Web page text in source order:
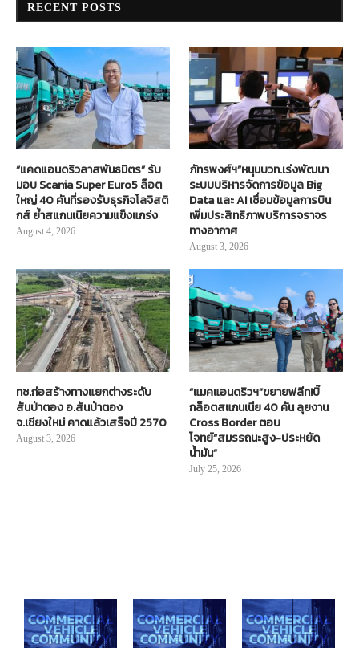
RECENT POSTS
“แคดแอนดริวลาสพันธมิตร” รับ
มอบ Scania Super Euro5 ล็อต
ใหญ่ 40 คันที่รองรับธุรกิจโลจิสติ
กส์ ย้ำสแกนเนียความแข็งแกร่ง
August 4, 2026
ภัทรพงศ์ฯ”หนุนบวท.เร่งพัฒนา
ระบบบริหารจัดการข้อมูล Big
Data และ AI เชื่อมข้อมูลการบิน
เพิ่มประสิทธิภาพบริการจราจร
ทางอากาศ
August 3, 2026
ทช.ก่อสร้างทางแยกต่างระดับ
สันป่าตอง อ.สันป่าตอง
จ.เชียงใหม่ คาดแล้วเสร็จปี 2570
August 3, 2026
“แมคแอนดริวฯ”ขยายฟลีท!บิ๊
กล็อตสแกนเนีย 40 คัน ลุยงาน
Cross Border ตอบ
โจทย์“สมรรถนะสูง-ประหยัด
น้ำมัน”
July 25, 2026